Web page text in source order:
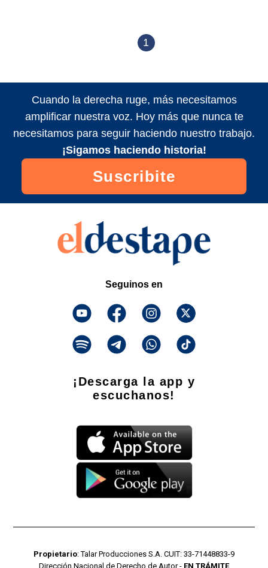
1
Cuando la derecha ruge, más necesitamos
amplificar nuestra voz. Hoy más que nunca te
necesitamos para seguir haciendo nuestro trabajo.
¡Sigamos haciendo historia!
Suscribite
Seguinos en
¡Descarga la app y
escuchanos!
Propietario: Talar Producciones S.A. CUIT: 33-71448833-9
Dirección Nacional de Derecho de Autor - EN TRÁMITE